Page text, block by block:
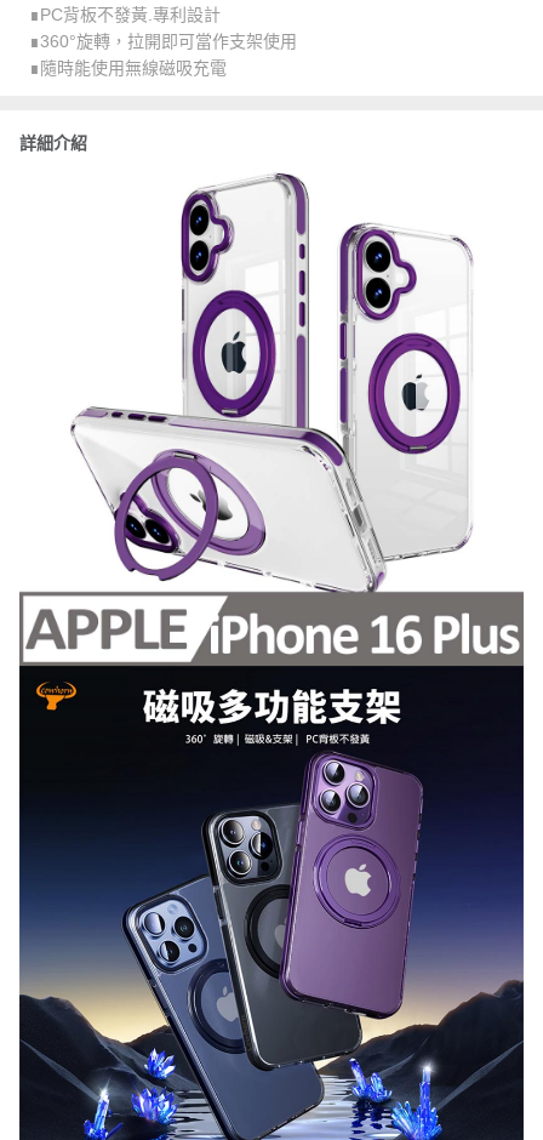
∎PC背板不發黃.專利設計
∎360°旋轉，拉開即可當作支架使用
∎隨時能使用無線磁吸充電
詳細介紹